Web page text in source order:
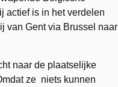
actief is in het verdelen
van Gent via Brussel naar
naar de plaatselijke
ze niets kunnen